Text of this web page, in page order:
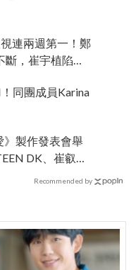
連兩週第一！鄭
斷，崔宇植陷
同團成員Karina
》製作發表會舉
DK、崔叡娜
Recommended by